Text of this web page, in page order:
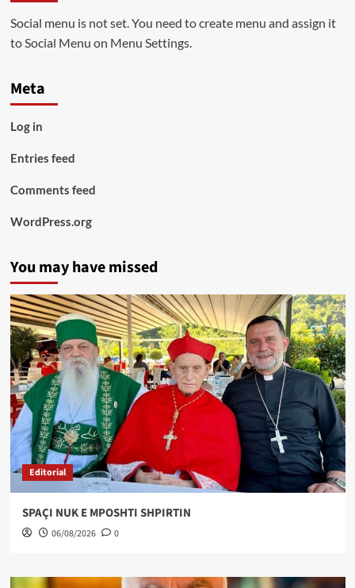
Social menu is not set. You need to create menu and assign it
to Social Menu on Menu Settings.
Meta
Log in
Entries feed
Comments feed
WordPress.org
You may have missed
Editorial
SPAÇI NUK E MPOSHTI SHPIRTIN
06/08/2026 0